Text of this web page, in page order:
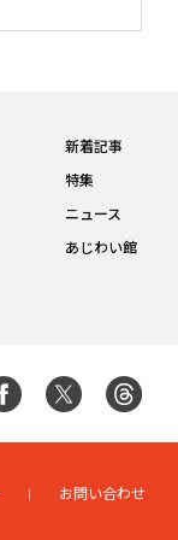
新着記事
特集
ニュース
あじわい館
お問い合わせ